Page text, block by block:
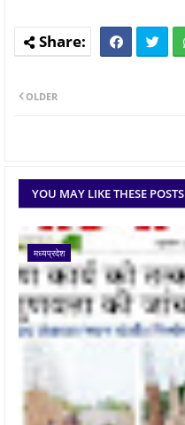
OLDER
YOU MAY LIKE THESE POSTS
मध्यप्रदेश